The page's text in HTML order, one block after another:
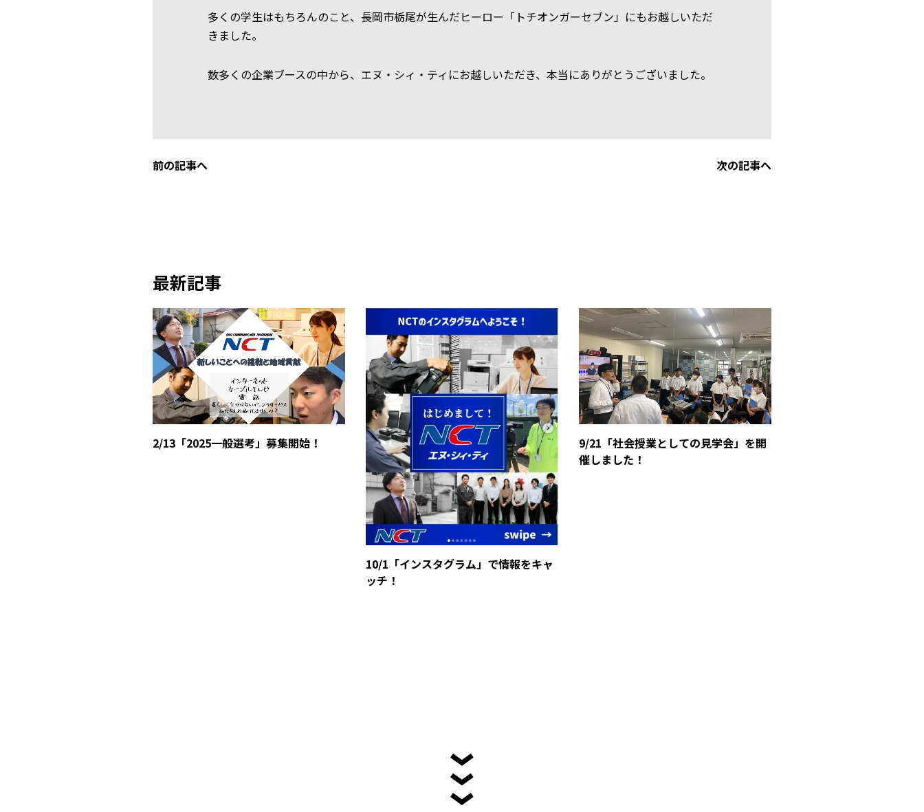
多くの学生はもちろんのこと、長岡市栃尾が生んだヒーロー「トチオンガーセブン」にもお越しいただ
きました。
数多くの企業ブースの中から、エヌ・シィ・ティにお越しいただき、本当にありがとうございました。
前の記事へ 次の記事へ
最新記事
2/13「2025一般選考」募集開始！
10/1「インスタグラム」で情報をキャ
ッチ！
9/21「社会授業としての見学会」を開
催しました！